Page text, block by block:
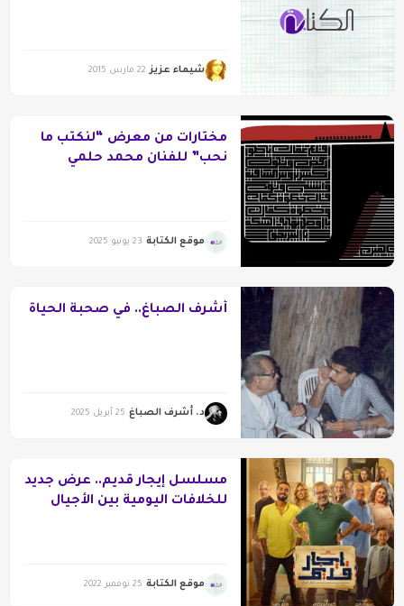
شيماء عزيز 22 مارس 2015
مختارات من معرض “لنكتب ما
نحب” للفنان محمد حلمي
موقع الكتابة 23 يونيو 2025
أشرف الصباغ.. في صحبة الحياة
د. أشرف الصباغ 25 أبريل 2025
مسلسل إيجار قديم.. عرض جديد
للخلافات اليومية بين الأجيال
موقع الكتابة 25 نوفمبر 2022